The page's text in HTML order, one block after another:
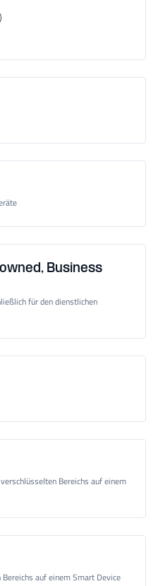
Business
für den dienstlichen
Bereichs auf einem
auf einem Smart Device